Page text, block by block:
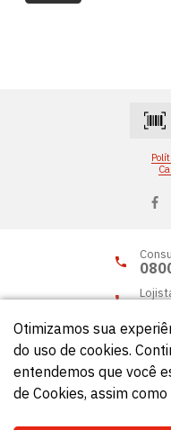
© Círculo 2026
Otimizamos sua
do uso de cookies.
entendemos que você
de Cookies, assim